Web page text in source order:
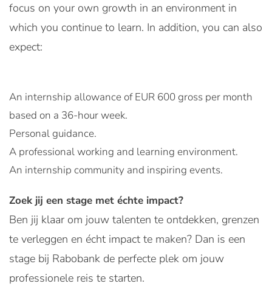
focus on your own growth in an environment in
which you continue to learn. In addition, you can also
expect:
An internship allowance of EUR 600 gross per month
based on a 36-hour week.
Personal guidance.
A professional working and learning environment.
An internship community and inspiring events.
Zoek jij een stage met échte impact?
Ben jij klaar om jouw talenten te ontdekken, grenzen
te verleggen en écht impact te maken? Dan is een
stage bij Rabobank de perfecte plek om jouw
professionele reis te starten.